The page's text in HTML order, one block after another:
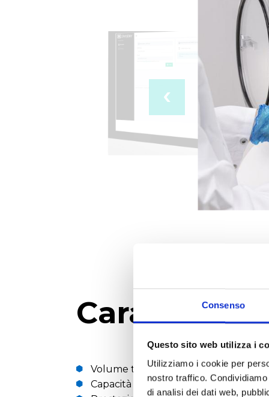
Consenso
Questo sito web utilizza i
Utilizziamo i cookie per
nostro traffico.
di analisi dei dati web,
Volume totale del condensatore: 11
Capacità del condensatore del